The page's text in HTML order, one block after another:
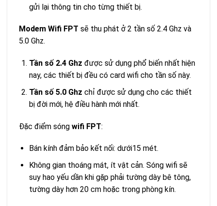
gửi lại thông tin cho từng thiết bị.
Modem Wifi FPT sẽ thu phát ở 2 tần số 2.4 Ghz và
5.0 Ghz.
Tần số 2.4 Ghz được sử dụng phổ biến nhất hiện
nay, các thiết bị đều có card wifi cho tần số này.
Tần số 5.0 Ghz chỉ được sử dụng cho các thiết
bị đời mới, hệ điều hành mới nhất.
Đặc điểm sóng wifi FPT:
Bán kính đảm bảo kết nối: dưới15 mét.
Không gian thoáng mát, ít vật cản. Sóng wifi sẽ
suy hao yếu dần khi gặp phải tường dày bê tông,
tường dày hơn 20 cm hoặc trong phòng kín.